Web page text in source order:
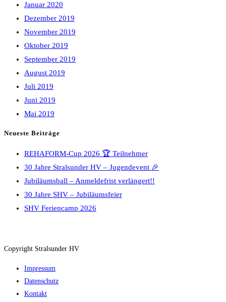
Januar 2020
Dezember 2019
November 2019
Oktober 2019
September 2019
August 2019
Juli 2019
Juni 2019
Mai 2019
Neueste Beiträge
REHAFORM-Cup 2026 🏆 Teilnehmer
30 Jahre Stralsunder HV – Jugendevent 🎉
Jubiläumsball – Anmeldefrist verlängert!!
30 Jahre SHV – Jubiläumsfeier
SHV Feriencamp 2026
Copyright Stralsunder HV
Impressum
Datenschutz
Kontakt